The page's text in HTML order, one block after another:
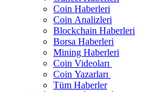
Coin Haberleri
Coin Analizleri
Blockchain Haberleri
Borsa Haberleri
Mining Haberleri
Coin Videoları
Coin Yazarları
Tüm Haberler